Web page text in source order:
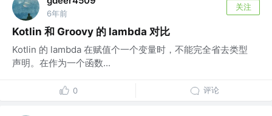
6年前
关注
Kotlin 和 Groovy 的 lambda 对比
Kotlin 的 lambda 在赋值个一个变量时，不能完全省去类型
声明。在作为一个函数...
0 评论